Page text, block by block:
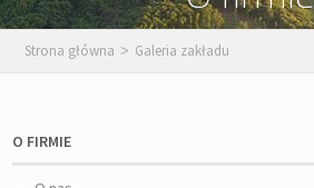
Strona główna > Galeria zakładu
O FIRMIE